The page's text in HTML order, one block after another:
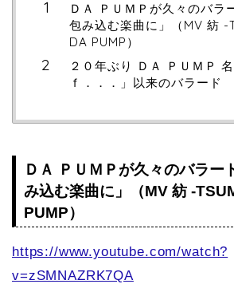
ＤＡ ＰＵＭＰが久々のバラ
包み込む楽曲に」（MV 紡 -
DA PUMP）
２０年ぶり ＤＡ ＰＵＭＰ 名
ｆ．．．」以来のバラード
ＤＡ ＰＵＭＰが久々のバラー
み込む楽曲に」（MV 紡 -
PUMP）
https://www.youtube.com/watch?
v=zSMNAZRK7QA